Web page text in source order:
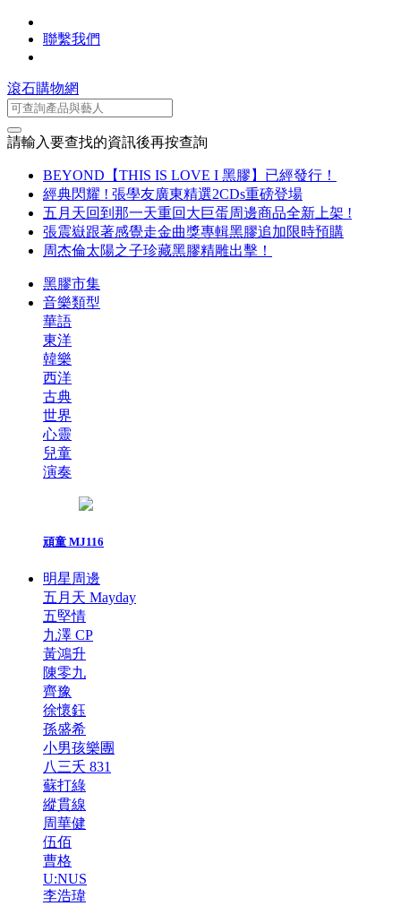
聯繫我們
滾石購物網
請輸入要查找的資訊後再按查詢
BEYOND【THIS IS LOVE I 黑膠】已經發行！
經典閃耀 ! 張學友廣東精選2CDs重磅登場
五月天回到那一天重回大巨蛋周邊商品全新上架 !
張震嶽跟著感覺走金曲獎專輯黑膠追加限時預購
周杰倫太陽之子珍藏黑膠精雕出擊！
黑膠市集
音樂類型
華語
東洋
韓樂
西洋
古典
世界
心靈
兒童
演奏
頑童 MJ116
明星周邊
五月天 Mayday
五堅情
九澤 CP
黃鴻升
陳零九
齊豫
徐懷鈺
孫盛希
小男孩樂團
八三夭 831
蘇打綠
縱貫線
周華健
伍佰
曹格
U:NUS
李浩瑋